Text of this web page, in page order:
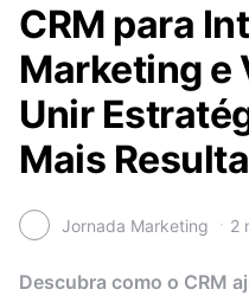
CRM para
Marketing e
Unir
Mais
Jornada Marketing 2
Descubra como o CRM